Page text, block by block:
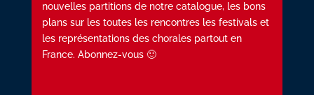
nouvelles partitions de notre catalogue, les bons
plans sur les toutes les rencontres les festivals et
les représentations des chorales partout en
France. Abonnez-vous 🙂